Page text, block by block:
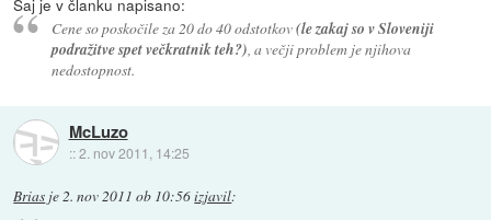
Cene so poskočile za 20 do 40 odstotkov(le zakaj so v Sloveniji
podražitve spet večkratnik teh?), a večji problem je njihova
nedostopnost.
McLuzo
::2. nov 2011, 14:25
Brias je2. nov 2011 ob 10:56izjavil: